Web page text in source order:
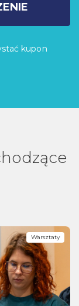
kupon
Warsztaty